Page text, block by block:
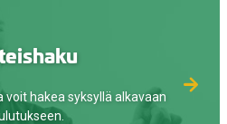
voit hakea syksyllä alkavaan